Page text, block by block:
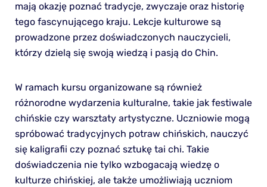
mają okazję poznać tradycje, zwyczaje oraz historię
tego fascynującego kraju. Lekcje kulturowe są
prowadzone przez doświadczonych nauczycieli,
którzy dzielą się swoją wiedzą i pasją do Chin.
W ramach kursu organizowane są również
różnorodne wydarzenia kulturalne, takie jak festiwale
chińskie czy warsztaty artystyczne. Uczniowie mogą
spróbować tradycyjnych potraw chińskich, nauczyć
się kaligrafii czy poznać sztukę tai chi. Takie
doświadczenia nie tylko wzbogacają wiedzę o
kulturze chińskiej, ale także umożliwiają uczniom